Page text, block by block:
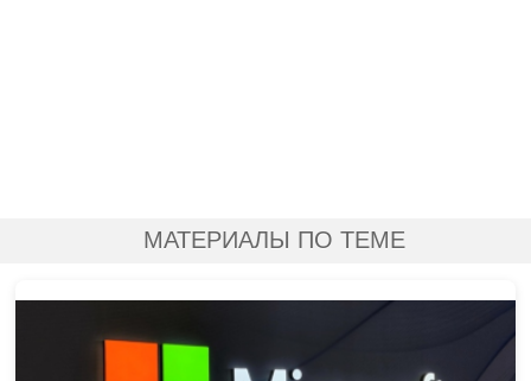
МАТЕРИАЛЫ ПО ТЕМЕ